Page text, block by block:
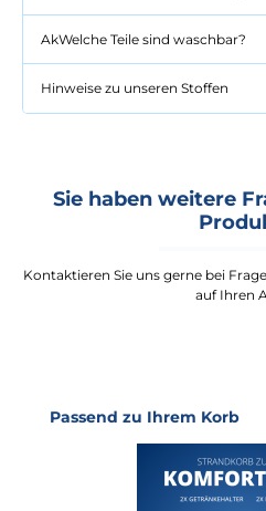
AkWelche Teile sind waschbar?
Hinweise zu unseren Stoffen
Sie haben weitere
Kontaktieren Sie uns gerne bei
auf Ihren
Produktgalerie überspringen
Passend zu Ihrem Korb